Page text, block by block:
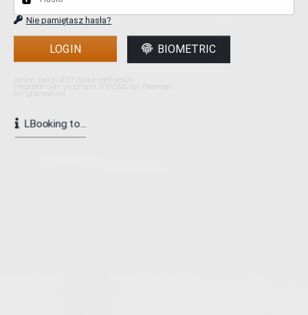
Nie pamiętasz hasła?
LOGIN BIOMETRIC
Version: Dev. 01.2021 | Status: confidential
Integration: S4H, yieldPlanet, NBP, SMS Api, Freshmail
All rights reserved
LBooking to...
pozyskiwanie rezerwacji, booking engine
oraz marketing automation